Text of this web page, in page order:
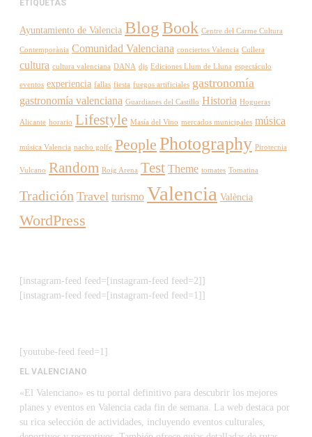
ETIQUETAS
Ayuntamiento de Valencia BlogBook Centre del Carme Cultura
Contemporània Comunidad Valenciana conciertos Valencia Cullera
cultura cultura valenciana DANA djs Ediciones Llum de Lluna espectáculo
eventos experiencia fallas fiesta fuegos artificiales gastronomía
gastronomía valenciana Guardianes del Castillo Historia Hogueras
Alicante horario Lifestyle Masía del Vino mercados municipales música
música Valencia nacho golfe People Photography Pirotecnia
Vulcano Random Roig Arena Test Theme tomates Tomatina
Tradición Travel turismo Valencia València
WordPress
[instagram-feed feed=[instagram-feed feed=2]]
[instagram-feed feed=[instagram-feed feed=1]]
[youtube-feed feed=1]
EL VALENCIANO
«El Valenciano» es tu portal definitivo para descubrir los mejores
planes y eventos en Valencia cada fin de semana. La web destaca por
su rica selección de actividades, incluyendo eventos culturales,